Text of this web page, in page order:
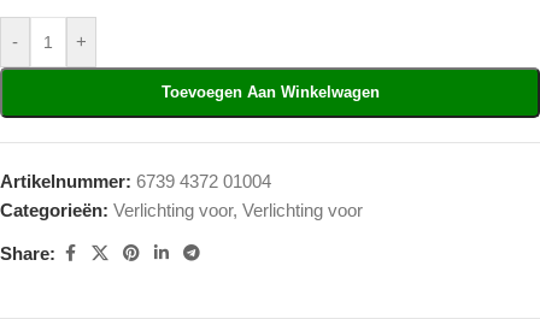
- +
Toevoegen Aan Winkelwagen
Artikelnummer: 6739 4372 01004
Categorieën: Verlichting voor, Verlichting voor
Share: